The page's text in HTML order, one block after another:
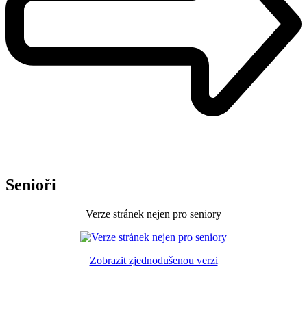
Senioři
Verze stránek nejen pro seniory
Zobrazit zjednodušenou verzi